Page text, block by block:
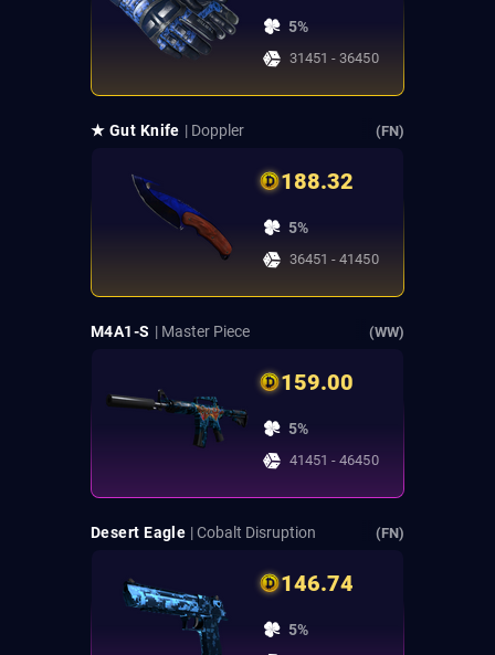
5%
31451 - 36450
★ Gut Knife | Doppler (FN)
188.32
5%
36451 - 41450
M4A1-S | Master Piece (WW)
159.00
5%
41451 - 46450
Desert Eagle | Cobalt Disruption (FN)
146.74
5%